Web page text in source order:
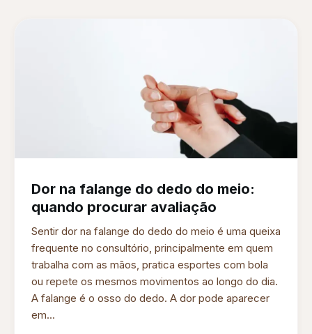
Dor na falange do dedo do meio:
quando procurar avaliação
Sentir dor na falange do dedo do meio é uma queixa
frequente no consultório, principalmente em quem
trabalha com as mãos, pratica esportes com bola
ou repete os mesmos movimentos ao longo do dia.
A falange é o osso do dedo. A dor pode aparecer
em...